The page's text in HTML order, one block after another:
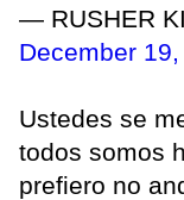
— RUSHER
December 19,
Ustedes se
todos somos
prefiero no